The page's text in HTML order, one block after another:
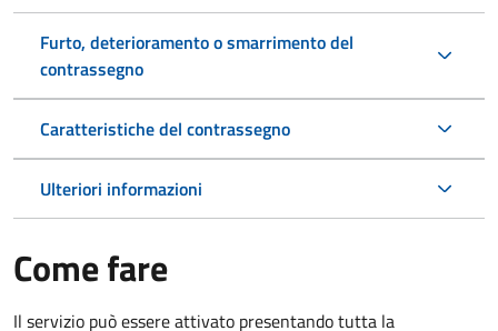
Furto, deterioramento o smarrimento del
contrassegno
Caratteristiche del contrassegno
Ulteriori informazioni
Come fare
Il servizio può essere attivato presentando tutta la